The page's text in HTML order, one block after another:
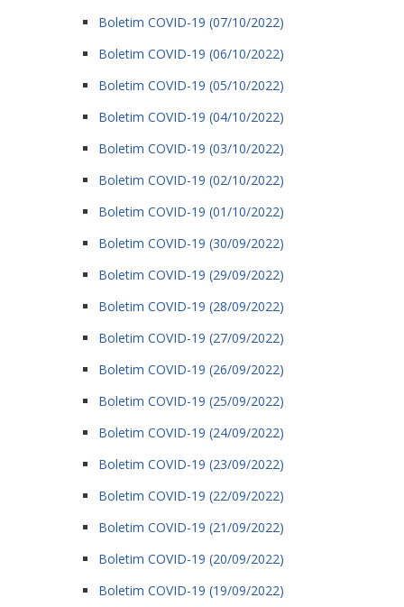
Boletim COVID-19 (07/10/2022)
Boletim COVID-19 (06/10/2022)
Boletim COVID-19 (05/10/2022)
Boletim COVID-19 (04/10/2022)
Boletim COVID-19 (03/10/2022)
Boletim COVID-19 (02/10/2022)
Boletim COVID-19 (01/10/2022)
Boletim COVID-19 (30/09/2022)
Boletim COVID-19 (29/09/2022)
Boletim COVID-19 (28/09/2022)
Boletim COVID-19 (27/09/2022)
Boletim COVID-19 (26/09/2022)
Boletim COVID-19 (25/09/2022)
Boletim COVID-19 (24/09/2022)
Boletim COVID-19 (23/09/2022)
Boletim COVID-19 (22/09/2022)
Boletim COVID-19 (21/09/2022)
Boletim COVID-19 (20/09/2022)
Boletim COVID-19 (19/09/2022)